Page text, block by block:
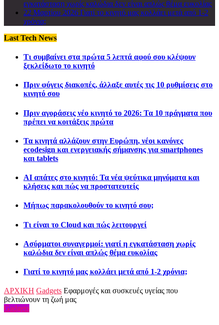
εγκατάσταση χωρίς καλώδια δεν είναι απλώς θέμα ευκολίας
22 Μαρτίου 2026 Γιατί το κινητό μας κολλάει μετά από 1-2
χρόνια;
Last Tech News
Τι συμβαίνει στα πρώτα 5 λεπτά αφού σου κλέψουν
ξεκλείδωτο το κινητό
Πριν φύγεις διακοπές, άλλαξε αυτές τις 10 ρυθμίσεις στο
κινητό σου
Πριν αγοράσεις νέο κινητό το 2026: Τα 10 πράγματα που
πρέπει να κοιτάξεις πρώτα
Τα κινητά αλλάζουν στην Ευρώπη, νέοι κανόνες
ecodesign και ενεργειακής σήμανσης για smartphones
και tablets
AI απάτες στο κινητό: Τα νέα ψεύτικα μηνύματα και
κλήσεις και πώς να προστατευτείς
Μήπως παρακολουθούν το κινητό σου;
Τι είναι το Cloud και πώς λειτουργεί
Ασύρματοι συναγερμοί: γιατί η εγκατάσταση χωρίς
καλώδια δεν είναι απλώς θέμα ευκολίας
Γιατί το κινητό μας κολλάει μετά από 1-2 χρόνια;
ΑΡΧΙΚΗ Gadgets Εφαρμογές και συσκευές υγείας που
βελτιώνουν τη ζωή μας
Gadgets